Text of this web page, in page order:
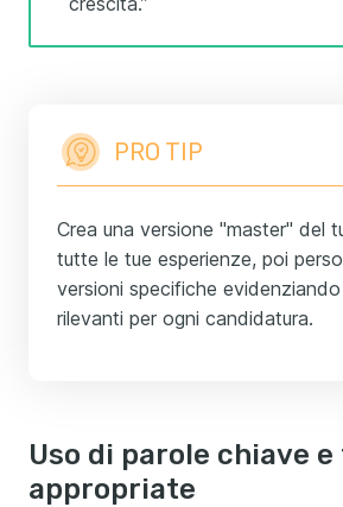
PRO TIP
Crea una versione "master" del
tutte le tue esperienze, poi
versioni specifiche
rilevanti per ogni candidatura.
Uso di parole chiave
appropriate